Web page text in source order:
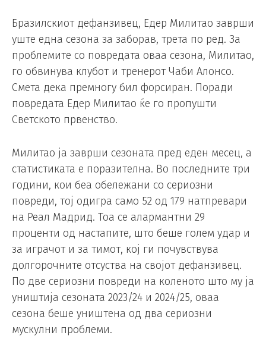
Бразилскиот дефанзивец, Едер Милитао заврши
уште една сезона за заборав, трета по ред. За
проблемите со повредата оваа сезона, Милитао,
го обвинува клубот и тренерот Чаби Алонсо.
Смета дека премногу бил форсиран. Поради
повредата Едер Милитао ќе го пропушти
Светското првенство.
Милитао ја заврши сезоната пред еден месец, а
статистиката е поразителна. Во последните три
години, кои беа обележани со сериозни
повреди, тој одигра само 52 од 179 натпревари
на Реал Мадрид. Тоа се алармантни 29
проценти од настапите, што беше голем удар и
за играчот и за тимот, кој ги почувствува
долгорочните отсуства на својот дефанзивец.
По две сериозни повреди на коленото што му ја
уништија сезоната 2023/24 и 2024/25, оваа
сезона беше уништена од два сериозни
мускулни проблеми.